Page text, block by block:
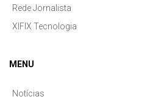
Rede Jornalista
XIFIX Tecnologia
MENU
Notícias